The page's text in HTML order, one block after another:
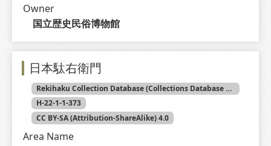
Owner
国立歴史民俗博物館
日本駄右衛門
Rekihaku Collection Database (Collections Database of the National Museum of Japanese History)
H-22-1-1-373
CC BY-SA (Attribution-ShareAlike) 4.0
Area Name